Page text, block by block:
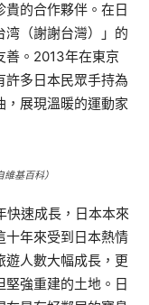
的合作夥伴。在日
湾（謝謝台灣）」的
善。2013年在東京
許多日本民眾手持為
，展現溫暖的運動家
基百科）
速成長，日本本來
十年來受到日本熱情
遊人數大幅成長，更
強重建的土地。日